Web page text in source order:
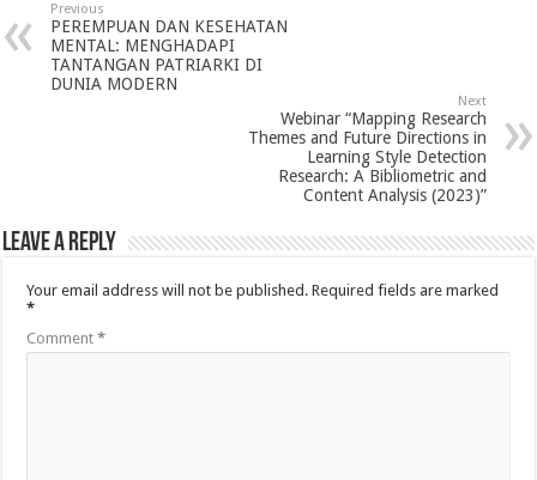
Previous
PEREMPUAN DAN KESEHATAN
MENTAL: MENGHADAPI
TANTANGAN PATRIARKI DI
DUNIA MODERN
Next
Webinar “Mapping Research
Themes and Future Directions in
Learning Style Detection
Research: A Bibliometric and
Content Analysis (2023)”
Leave a Reply
Your email address will not be published. Required fields are marked
*
Comment*